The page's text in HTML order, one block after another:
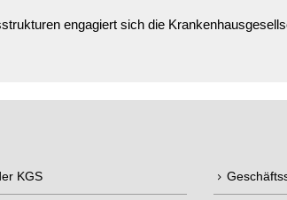
engagiert sich die
KGS